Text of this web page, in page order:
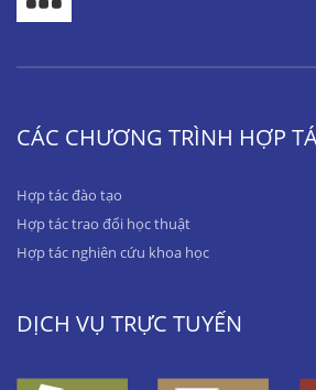
CÁC CHƯƠNG TRÌNH HỢP
Hợp tác đào tạo
Hợp tác trao đổi học thuật
Hợp tác nghiên cứu khoa học
DỊCH VỤ TRỰC TUYẾN